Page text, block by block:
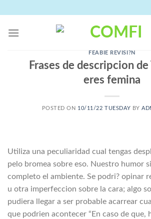
content
FEABIE REVISI?N
Frases de descripcion de
eres femina
POSTED ON 10/11/22 TUESDAY BY
Utiliza una peculiaridad cual tengas
pelo bromea sobre eso. Nuestro humor
completo el ambiente. Se podri? opinar
u otra imperfeccion sobre la cara; algo
pudiera llegar a ser probable acarrear
que podri­en acontecer “En caso de que,